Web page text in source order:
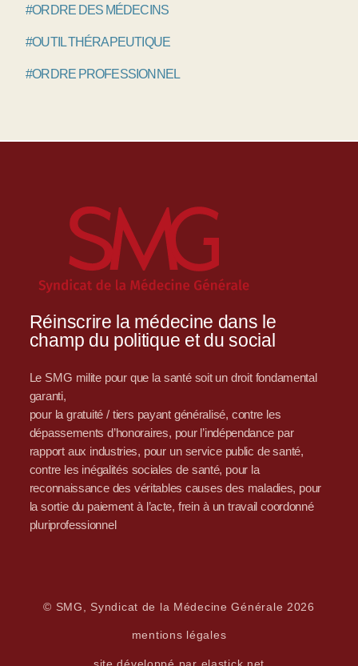
#ORDRE DES MÉDECINS
#OUTIL THÉRAPEUTIQUE
#ORDRE PROFESSIONNEL
Réinscrire la médecine dans le
champ du politique et du social
Le SMG milite pour que la santé soit un droit fondamental
garanti,
pour la gratuité / tiers payant généralisé, contre les
dépassements d’honoraires, pour l’indépendance par
rapport aux industries, pour un service public de santé,
contre les inégalités sociales de santé, pour la
reconnaissance des véritables causes des maladies, pour
la sortie du paiement à l’acte, frein à un travail coordonné
pluriprofessionnel
© SMG, Syndicat de la Médecine Générale 2026
mentions légales
site développé par elastick.net